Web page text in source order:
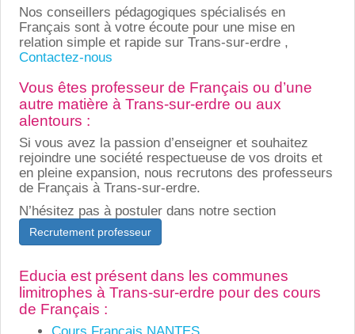
Nos conseillers pédagogiques spécialisés en
Français sont à votre écoute pour une mise en
relation simple et rapide sur Trans-sur-erdre ,
Contactez-nous
Vous êtes professeur de Français ou d’une
autre matière à Trans-sur-erdre ou aux
alentours :
Si vous avez la passion d’enseigner et souhaitez
rejoindre une société respectueuse de vos droits et
en pleine expansion, nous recrutons des professeurs
de Français à Trans-sur-erdre.
N’hésitez pas à postuler dans notre section
Recrutement professeur
Educia est présent dans les communes
limitrophes à Trans-sur-erdre pour des cours
de Français :